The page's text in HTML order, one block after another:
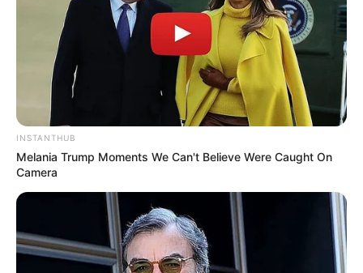
Serem! 9 Chat Ojek Online &
Pelanggan Ini Bikin Auto
Merinding
INSTANTHUB
Melania Trump Moments We Can't Believe Were Caught On
Camera